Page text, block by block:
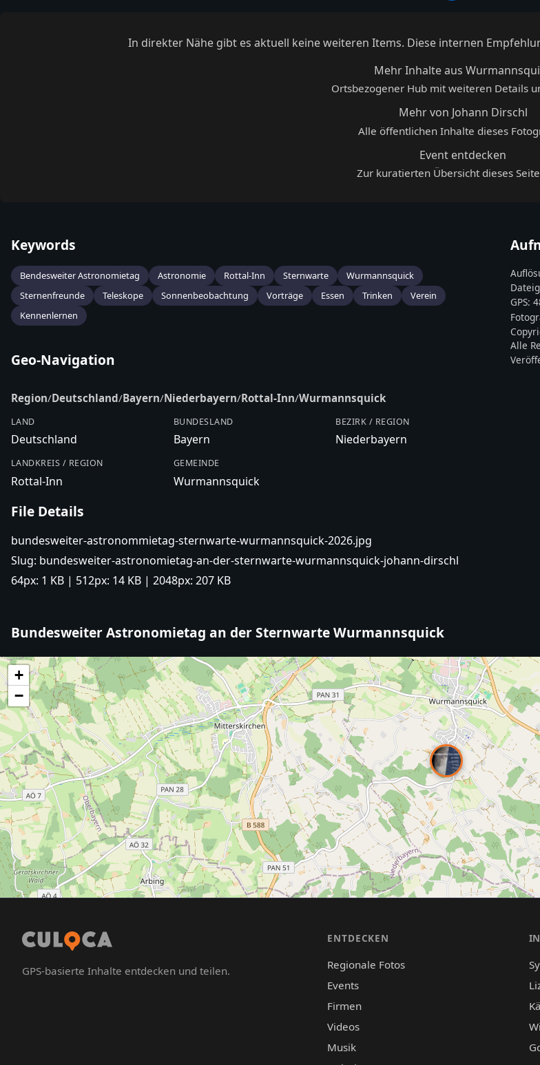
In direkter Nähe gibt es aktuell keine weiteren Items. Diese internen
Mehr Inhalte aus
Ortsbezogener Hub mit weiteren Details
Mehr von Johann Dirschl
Alle öffentlichen Inhalte dieses
Event entdecken
Zur kuratierten Übersicht dieses
Keywords
Bendesweiter Astronomietag Astronomie Rottal-Inn Sternwarte
Wurmannsquick
Sternenfreunde
Teleskope Sonnenbeobachtung Vorträge Essen Trinken
Verein
Kennenlernen
Geo-Navigation
Region/Deutschland/Bayern/Niederbayern/Rottal-Inn/Wurmannsquick
LAND
Deutschland
BUNDESLAND
Bayern
BEZIRK / REGION
Niederbayern
LANDKREIS / REGION
Rottal-Inn
GEMEINDE
Wurmannsquick
File Details
bundesweiter-astronommietag-sternwarte-wurmannsquick-2026.jpg
Slug: bundesweiter-astronomietag-an-der-sternwarte-wurmannsquick-johann-dirschl
64px: 1 KB | 512px: 14 KB | 2048px: 207 KB
GPS:
Alle
Bundesweiter Astronomietag an der Sternwarte Wurmannsquick
+
−
GPS-basierte Inhalte entdecken und teilen.
ENTDECKEN
Regionale Fotos
Events
Firmen
Videos
Musik